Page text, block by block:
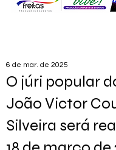
O júri popular
João Victor
Silveira será
6 de mar. de 2025